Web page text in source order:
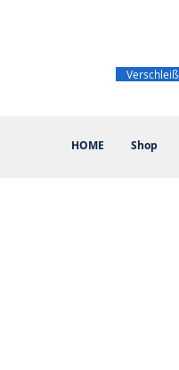
HOME Shop